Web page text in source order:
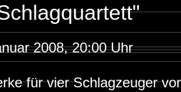
2008, 20:00 Uhr
für vier Schlagzeuger